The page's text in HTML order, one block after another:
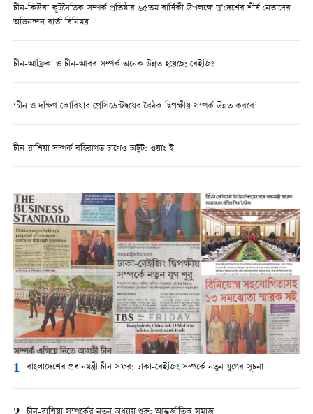
চীন-কিউবা কূটনৈতিক সম্পর্ক প্রতিষ্ঠার ৬৫তম বার্ষিকী উপলক্ষে দু’দেশের শীর্ষ নেতাদের
অভিনন্দন বার্তা বিনিময়
চীন-আফ্রিকা ও চীন-আরব সম্পর্ক অনেক উন্নত হয়েছে: বেইজিং
‘চীন ও দক্ষিণ কোরিয়ার প্রেসিডেন্টদ্বয়ের বৈঠক দ্বিপক্ষীয় সম্পর্ক উন্নত করবে’
চীন-রাশিয়া সম্পর্ক বহিরাগত চাপেও অটুট: ওয়াং ই
1 বাংলাদেশের প্রধানমন্ত্রী চীন সফর: ঢাকা-বেইজিং সম্পর্কে নতুন যুগের সূচনা